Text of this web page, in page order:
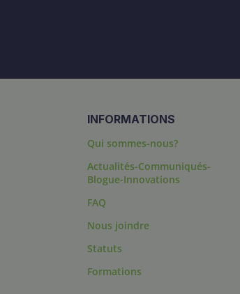
INFORMATIONS
Qui sommes-nous?
Actualités-Communiqués-
Blogue-Innovations
FAQ
Nous joindre
Statuts
Formations